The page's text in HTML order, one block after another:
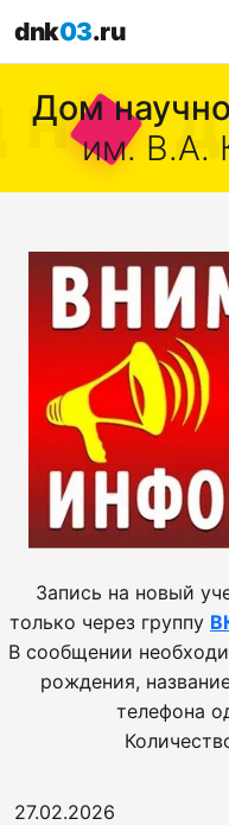
dnk03.ru
Дом
им. В.А.
Запись на новый
только через группу
В сообщении
рождения,
телефона
27.02.2026